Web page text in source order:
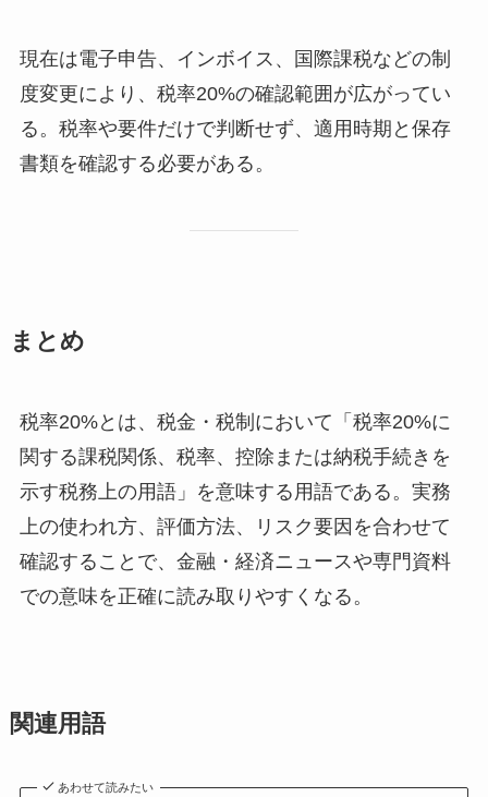
現在は電子申告、インボイス、国際課税などの制
度変更により、税率20%の確認範囲が広がってい
る。税率や要件だけで判断せず、適用時期と保存
書類を確認する必要がある。
まとめ
税率20%とは、税金・税制において「税率20%に
関する課税関係、税率、控除または納税手続きを
示す税務上の用語」を意味する用語である。実務
上の使われ方、評価方法、リスク要因を合わせて
確認することで、金融・経済ニュースや専門資料
での意味を正確に読み取りやすくなる。
関連用語
あわせて読みたい